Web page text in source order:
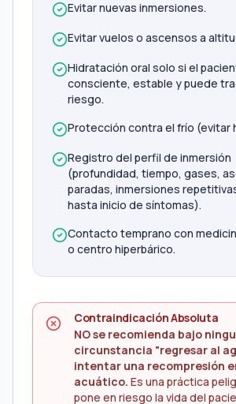
Evitar nuevas inmersiones.
Evitar vuelos o ascensos a
Hidratación oral solo si el
consciente, estable y puede
riesgo.
Protección contra el frío (evitar
Registro del perfil de inmersión
(profundidad, tiempo, gases,
paradas, inmersiones
hasta inicio de síntomas).
Contacto temprano con
o centro hiperbárico.
Contraindicación Absoluta
NO se recomienda bajo
circunstancia "regresar al
intentar una recompresión
acuático. Es una práctica
pone en riesgo la vida del